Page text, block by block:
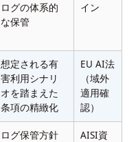
ログの体系的
な保管
イン
想定される有
害利用シナリ
オを踏まえた
条項の精緻化
EU AI法
（域外
適用確
認）
ログ保管方針
AISI資